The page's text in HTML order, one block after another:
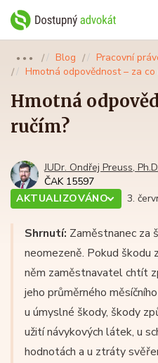
●●● Blog
Pracovní
Hmotná odpovědnost – za co
Hmotná
ručím?
JUDr. Ondřej Preuss, Ph.D.
ČAK 15597
AKTUALIZOVÁNO
3.
Shrnutí: Zaměstnanec za
neomezeně. Pokud škodu
něm zaměstnavatel chtít
jeho průměrného
u úmyslné škody, škody
užití návykových látek, u
hodnotách a u ztráty